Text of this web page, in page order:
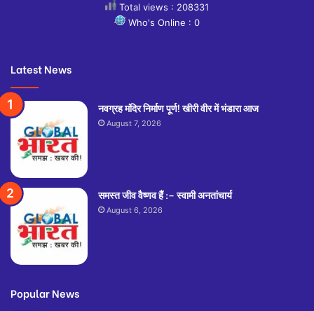
Total views : 208331
Who's Online : 0
Latest News
नवग्रह मंदिर निर्माण पूर्ण! खीरी वीर में भंडारा आज
August 7, 2026
समस्त जीव वैष्णव हैं :– स्वामी अनतांचार्य
August 6, 2026
Popular News